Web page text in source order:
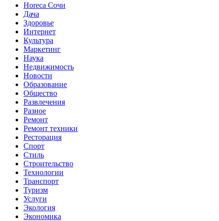
Horeca Сочи
Дача
Здоровье
Интернет
Культура
Маркетинг
Наука
Недвижимость
Новости
Образование
Общество
Развлечения
Разное
Ремонт
Ремонт техники
Ресторация
Спорт
Стиль
Строительство
Технологии
Транспорт
Туризм
Услуги
Экология
Экономика